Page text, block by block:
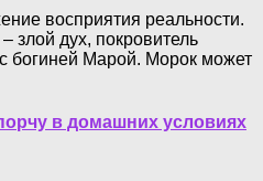
восприятия реальности.
злой дух, покровитель
богиней Марой. Морок может
в домашних условиях